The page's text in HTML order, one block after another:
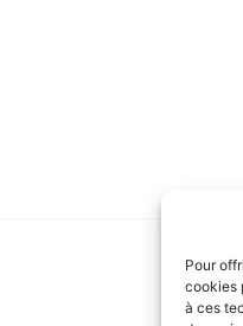
Pour
cookies
à ces